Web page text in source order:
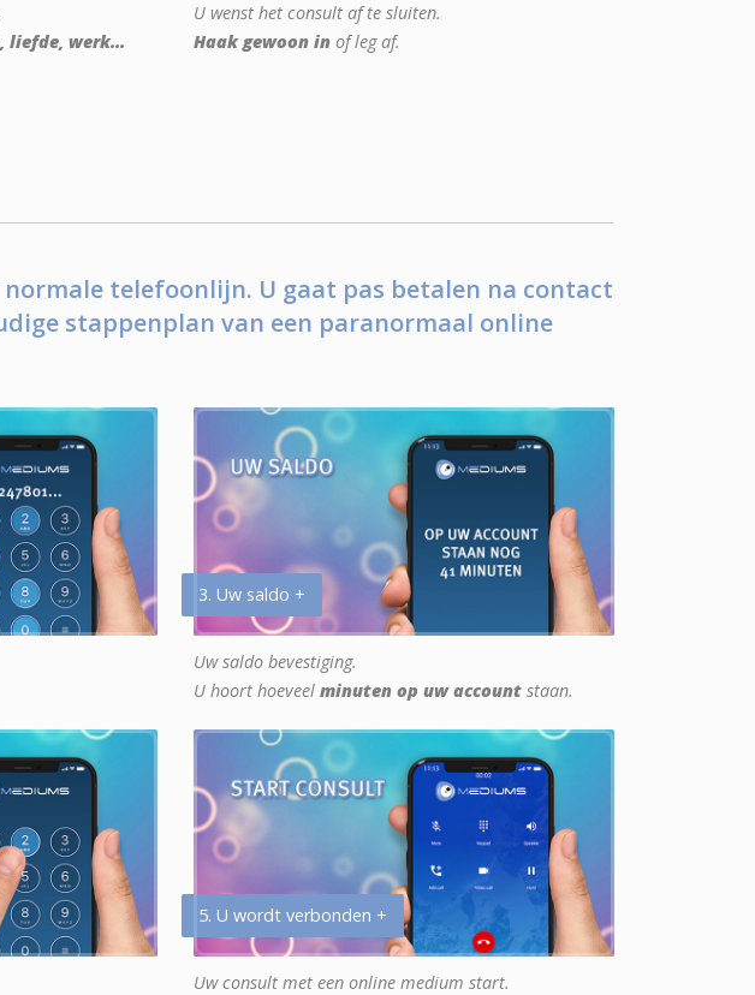
liefde, werk...
U wenst het consult af te sluiten.
Haak gewoon in of leg af.
telefoonlijn. U gaat pas betalen na contact
stappenplan van een paranormaal online
3. Uw saldo +
Uw saldo bevestiging.
U hoort hoeveel minuten op uw account staan.
5. U wordt verbonden +
Uw consult met een online medium start.